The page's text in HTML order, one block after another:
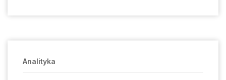
Analityka